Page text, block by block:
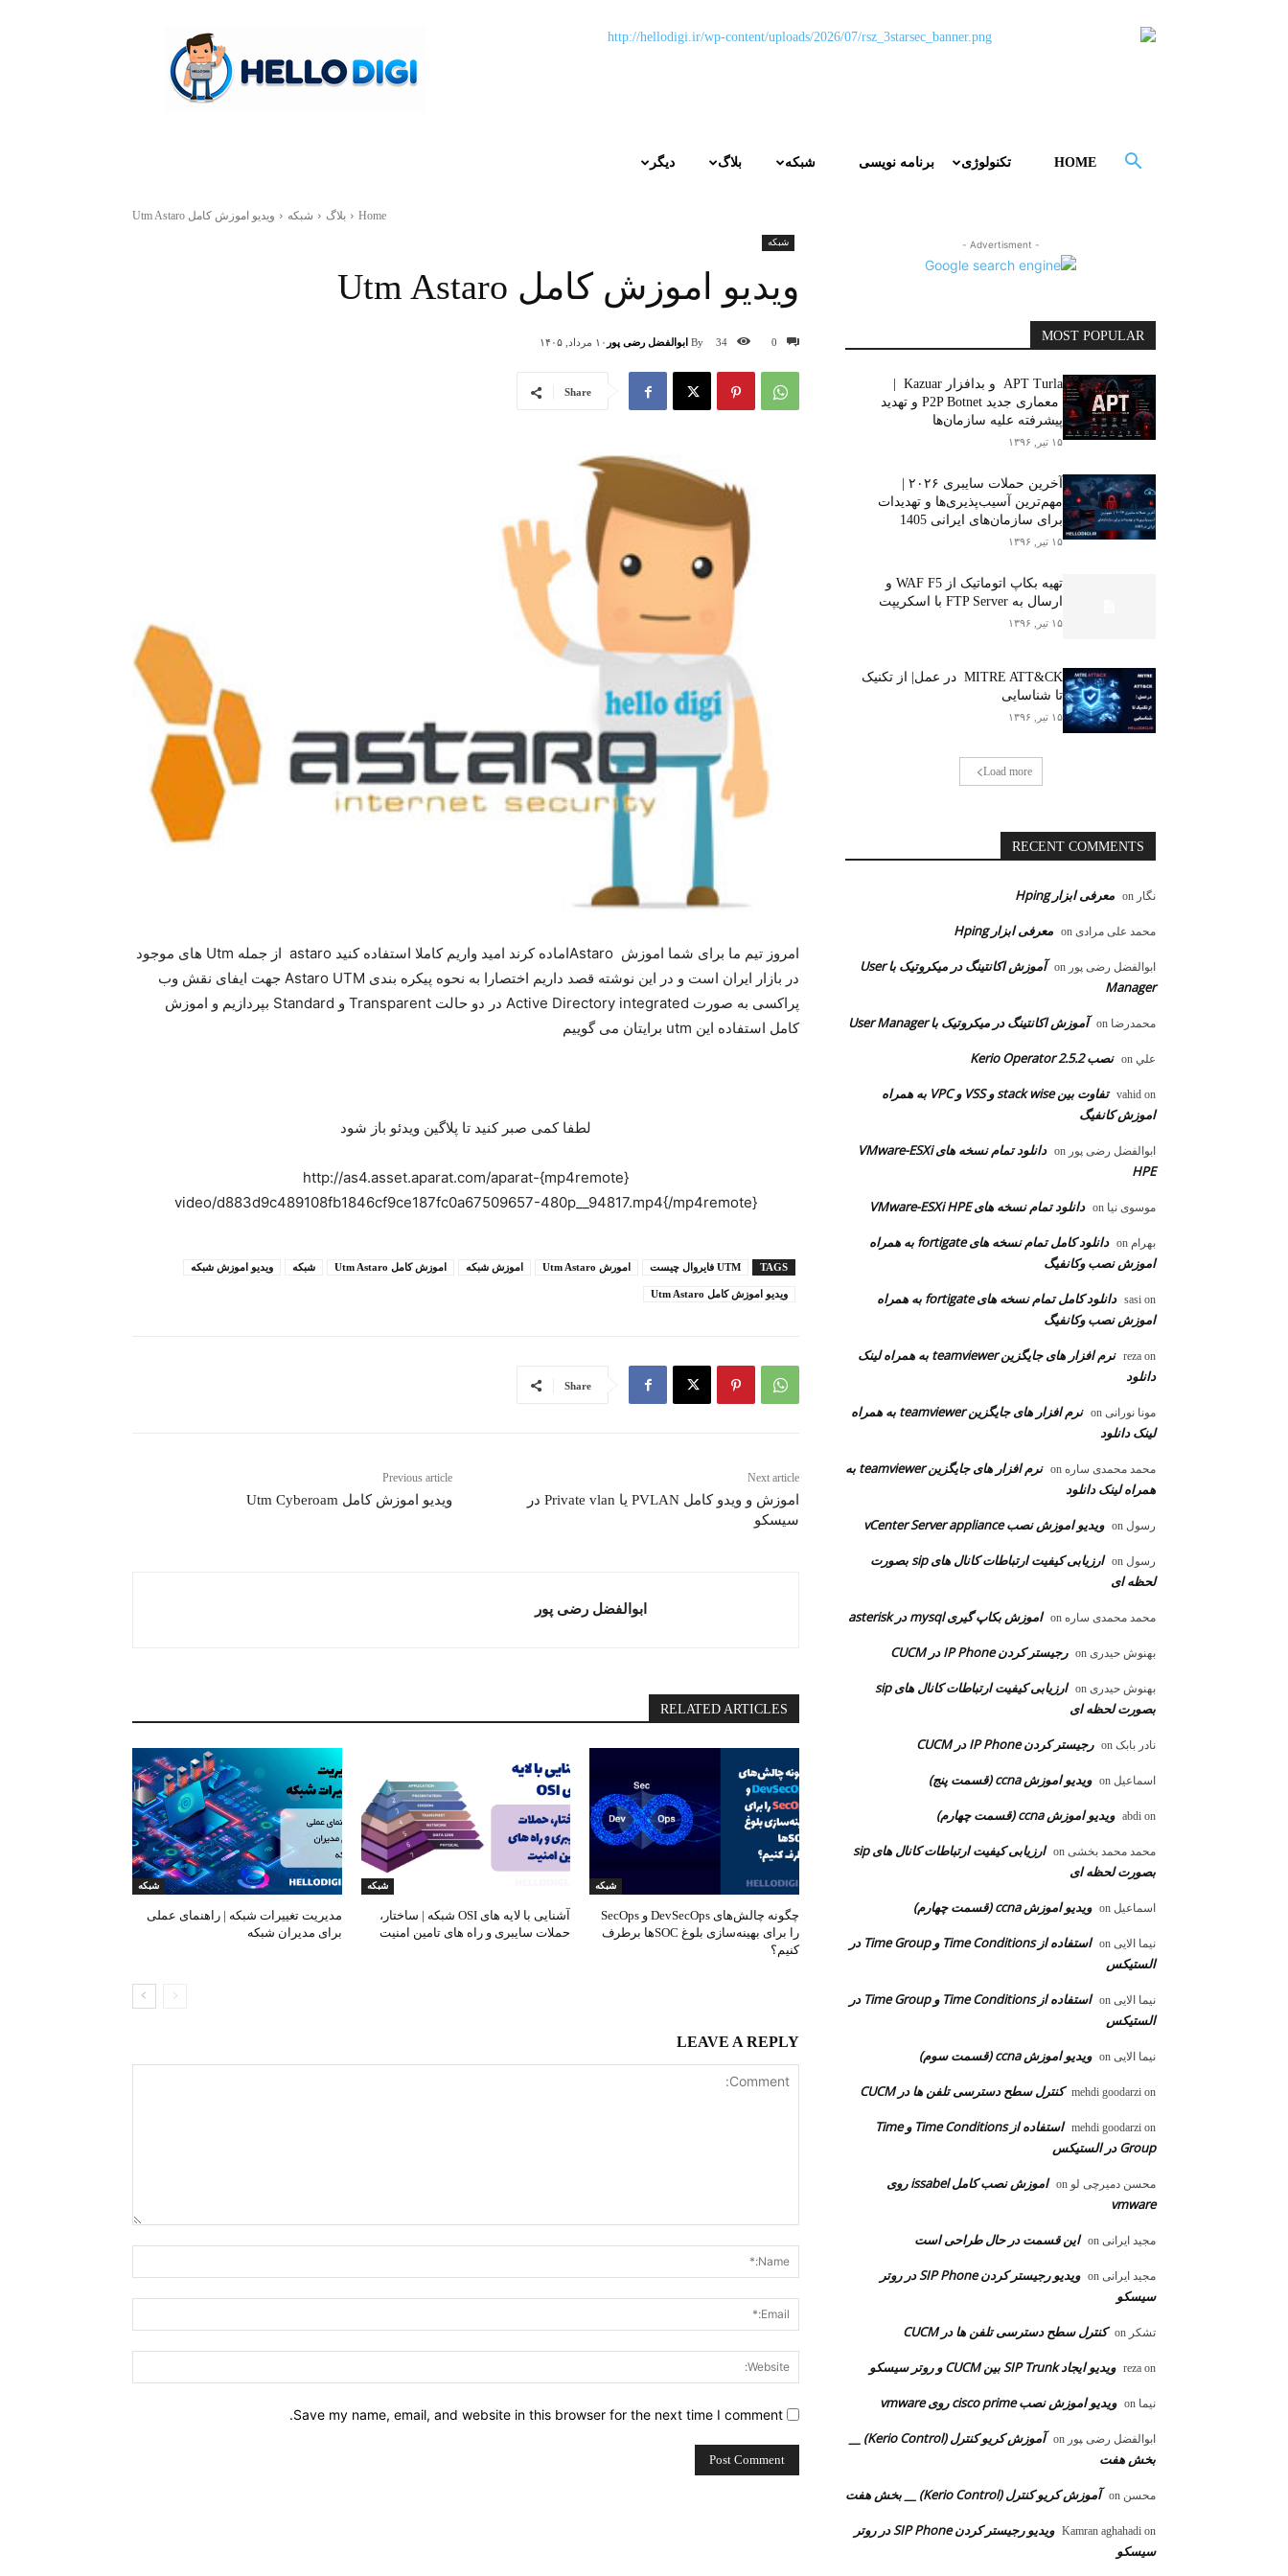
دیگر بلاگ شبکه برنامه نویسی تکنولوژی HOME
Home بلاگ شبکه ویدیو اموزش کامل Utm Astaro
شبکه
ویدیو اموزش کامل Utm Astaro
By ابوالفضل رضی پور ۱۰ مرداد, ۱۴۰۵ 0
34
Share
امروز تیم ما برای شما اموزش Astaroاماده کرند امید واریم کاملا استفاده کنید astaro از جمله Utm های موجود
در بازار ایران است و در این نوشته قصد داریم اختصارا به نحوه پیکره بندی Astaro UTM جهت ایفای نقش وب
پراکسی به صورت Active Directory integrated در دو حالت Transparent و Standard بپردازیم و اموزش
کامل استفاده این utm برایتان می گوییم
لطفا کمی صبر کنید تا پلاگین ویدئو باز شود
{mp4remote}http://as4.asset.aparat.com/aparat-
video/d883d9c489108fb1846cf9ce187fc0a67509657-480p__94817.mp4{/mp4remote}
TAGS UTM فایروال چیست امورش Utm Astaro اموزش شبکه اموزش کامل Utm Astaro شبکه ویدیو اموزش شبکه
ویدیو اموزش کامل Utm Astaro
Share
Previous article
ویدیو اموزش کامل Utm Cyberoam
Next article
اموزش و ویدو کامل PVLAN یا Private vlan در
سیسکو
ابوالفضل رضی پور
RELATED ARTICLES
شبکه
چگونه چالش‌های DevSecOps و SecOps
را برای بهینه‌سازی بلوغ SOC‌ها برطرف
کنیم؟
شبکه
آشنایی با لایه های OSI شبکه | ساختار،
حملات سایبری و راه های تامین امنیت
شبکه
مدیریت تغییرات شبکه | راهنمای عملی
برای مدیران شبکه
LEAVE A REPLY
Save my name, email, and website in this browser for the next time I comment.
- Advertisment -
MOST POPULAR
معماری جدید P2P Botnet و تهدید
پیشرفته علیه سازمان‌ها
۱۵ تیر, ۱۳۹۶
مهم‌ترین آسیب‌پذیری‌ها و تهدیدات
برای سازمان‌های ایرانی 1405
۱۵ تیر, ۱۳۹۶
تهیه بکاپ اتوماتیک از WAF F5 و
ارسال به FTP Server با اسکریپت
۱۵ تیر, ۱۳۹۶
MITRE ATT&CK در عمل| از تکنیک
تا شناسایی
۱۵ تیر, ۱۳۹۶
Load more
RECENT COMMENTS
نگار معرفی ابزار Hping
محمد علی مرادی معرفی ابزار Hping
ابوالفضل رضی پور
آموزش اکانتینگ در میکروتیک با User
Manager
محمدرضا آموزش اکانتینگ در میکروتیک با User Manager
علي نصب Kerio Operator 2.5.2
vahid on
تفاوت بین stack wise و VSS و VPC به همراه
اموزش کانفیگ
ابوالفضل رضی پور
دانلود تمام نسخه های VMware-ESXi
HPE
موسوی نیا دانلود تمام نسخه های VMware-ESXi HPE
بهرام
دانلود کامل تمام نسخه های fortigate به همراه
اموزش نصب وکانفیگ
sasi on
دانلود کامل تمام نسخه های fortigate به همراه
اموزش نصب وکانفیگ
reza on
نرم افزار های جایگزین teamviewer به همراه لینک
دانلود
مونا نورانی
نرم افزار های جایگزین teamviewer به همراه
لینک دانلود
محمد محمدی ساره
نرم افزار های جایگزین teamviewer به
همراه لینک دانلود
رسول ویدیو اموزش نصب vCenter Server appliance
رسول
ارزیابی کیفیت ارتباطات کانال های sip بصورت
لحظه ای
محمد محمدی ساره اموزش بکاپ گیری mysql در asterisk
بهنوش حیدری رجیستر کردن IP Phone در CUCM
بهنوش حیدری
ارزیابی کیفیت ارتباطات کانال های sip
بصورت لحظه ای
نادر بابک رجیستر کردن IP Phone در CUCM
اسماعیل ویدیو اموزش ccna (قسمت پنج)
abdi on ویدیو اموزش ccna (قسمت چهارم)
محمد محمد بخشی
ارزیابی کیفیت ارتباطات کانال های sip
بصورت لحظه ای
اسماعیل ویدیو اموزش ccna (قسمت چهارم)
نیما الایی
استفاده از Time Conditions و Time Group در
الستیکس
نیما الایی
استفاده از Time Conditions و Time Group در
الستیکس
نیما الایی ویدیو اموزش ccna (قسمت سوم)
mehdi goodarzi on کنترل سطح دسترسی تلفن ها در CUCM
mehdi goodarzi on
استفاده از Time Conditions و Time
Group در الستیکس
محسن دمیرچی لو
اموزش نصب کامل issabel روی
vmware
مجید ایرانی این قسمت در حال طراحی است
مجید ایرانی
ویدیو رجیستر کردن SIP Phone در روتر
سیسکو
تشکر کنترل سطح دسترسی تلفن ها در CUCM
reza on ویدیو ایجاد SIP Trunk بین CUCM و روتر سیسکو
نیما ویدیو اموزش نصب cisco prime روی vmware
ابوالفضل رضی ‍‍پور
آموزش کریو کنترل (Kerio Control) __
بخش هفت
محسن آموزش کریو کنترل (Kerio Control) __ بخش هفت
Kamran aghahadi on
ویدیو رجیستر کردن SIP Phone در روتر
سیسکو